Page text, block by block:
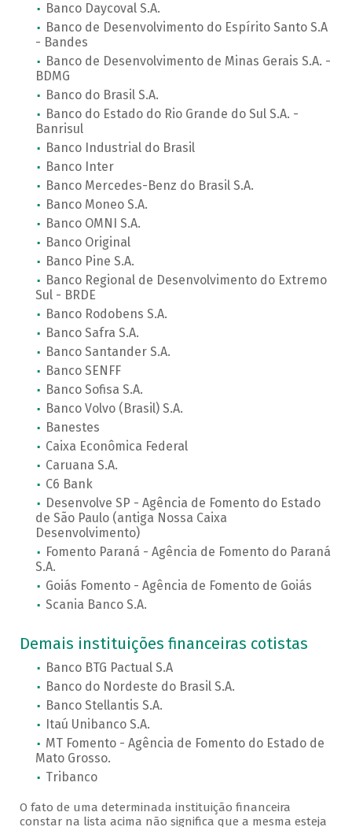
Banco Daycoval S.A.
Banco de Desenvolvimento do Espírito Santo S.A
- Bandes
Banco de Desenvolvimento de Minas Gerais S.A. -
BDMG
Banco do Brasil S.A.
Banco do Estado do Rio Grande do Sul S.A. -
Banrisul
Banco Industrial do Brasil
Banco Inter
Banco Mercedes-Benz do Brasil S.A.
Banco Moneo S.A.
Banco OMNI S.A.
Banco Original
Banco Pine S.A.
Banco Regional de Desenvolvimento do Extremo
Sul - BRDE
Banco Rodobens S.A.
Banco Safra S.A.
Banco Santander S.A.
Banco SENFF
Banco Sofisa S.A.
Banco Volvo (Brasil) S.A.
Banestes
Caixa Econômica Federal
Caruana S.A.
C6 Bank
Desenvolve SP - Agência de Fomento do Estado
de São Paulo (antiga Nossa Caixa
Desenvolvimento)
Fomento Paraná - Agência de Fomento do Paraná
S.A.
Goiás Fomento - Agência de Fomento de Goiás
Scania Banco S.A.
Demais instituições financeiras cotistas
Banco BTG Pactual S.A
Banco do Nordeste do Brasil S.A.
Banco Stellantis S.A.
Itaú Unibanco S.A.
MT Fomento - Agência de Fomento do Estado de
Mato Grosso.
Tribanco
O fato de uma determinada instituição financeira
constar na lista acima não significa que a mesma esteja